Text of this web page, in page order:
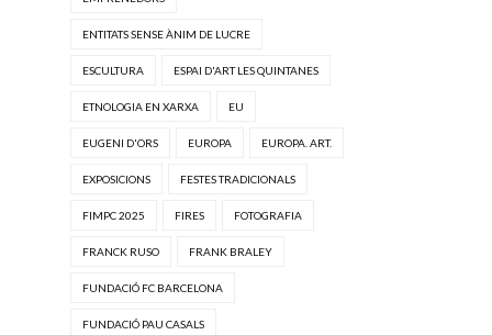
ENTITATS SENSE ÀNIM DE LUCRE
ESCULTURA ESPAI D'ART LES QUINTANES
ETNOLOGIA EN XARXA EU
EUGENI D'ORS EUROPA EUROPA. ART.
EXPOSICIONS FESTES TRADICIONALS
FIMPC 2025 FIRES FOTOGRAFIA
FRANCK RUSO FRANK BRALEY
FUNDACIÓ FC BARCELONA
FUNDACIÓ PAU CASALS